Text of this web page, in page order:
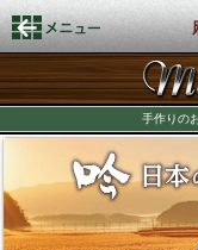
手作りの
HOME
新着情報